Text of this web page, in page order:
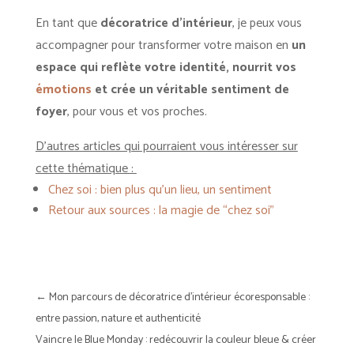
En tant quedécoratrice d’intérieur, je peux vous
accompagner pour transformer votre maison en un
espace qui reflète votre identité, nourrit vos
émotions et crée un véritable sentiment de
foyer, pour vous et vos proches.
D’autres articles qui pourraient vous intéresser sur
cette thématique :
Chez soi : bien plus qu’un lieu, un sentiment
Retour aux sources : la magie de “chez soi”
← Mon parcours de décoratrice d'intérieur écoresponsable :
entre passion, nature et authenticité
Vaincre le Blue Monday : redécouvrir la couleur bleue & créer